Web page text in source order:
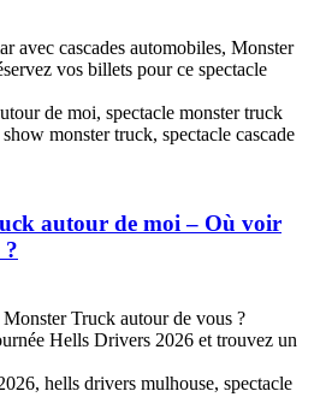
avec cascades automobiles, Monster
vos billets pour ce spectacle
autour de moi – Où voir
?
Truck autour de vous ?
Hells Drivers 2026 et trouvez un